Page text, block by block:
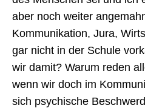
aber noch weiter
Kommunikation, Jura,
gar nicht in der Schule
wir damit? Warum reden
wenn wir doch im
sich psychische